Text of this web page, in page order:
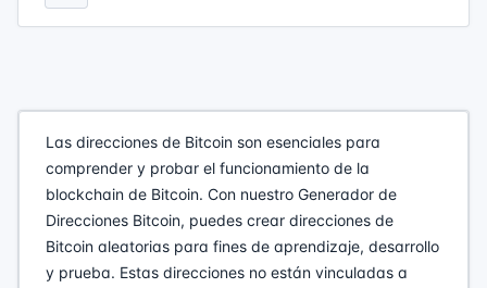
Las direcciones de Bitcoin son esenciales para
comprender y probar el funcionamiento de la
blockchain de Bitcoin. Con nuestro Generador de
Direcciones Bitcoin, puedes crear direcciones de
Bitcoin aleatorias para fines de aprendizaje, desarrollo
y prueba. Estas direcciones no están vinculadas a